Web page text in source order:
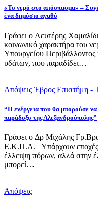
«Το νερό στο απόσπασμα» –
ένα δημόσιο αγαθό
Γράφει ο Λευτέρης
κοινωνικό χαρακτήρα του
Υπουργείου Περιβάλλοντος
υδάτων, που παραδίδει…
Απόψεις Έβρος Επιστήμη -
“Η ενέργεια που θα μπορούσε να
παράδοξο της Αλεξανδρούπολης”
Γράφει ο Δρ Μιχάλης
Ε.Κ.Π.Α. Υπάρχουν εποχές
έλλειψη πόρων, αλλά στην
μπορεί…
Απόψεις